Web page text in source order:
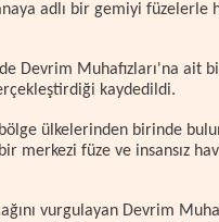
adlı bir gemiyi füzelerle
Devrim Muhafızları'na ait
kaydedildi.
ülkelerinden birinde
merkezi füze ve insansız
vurgulayan Devrim